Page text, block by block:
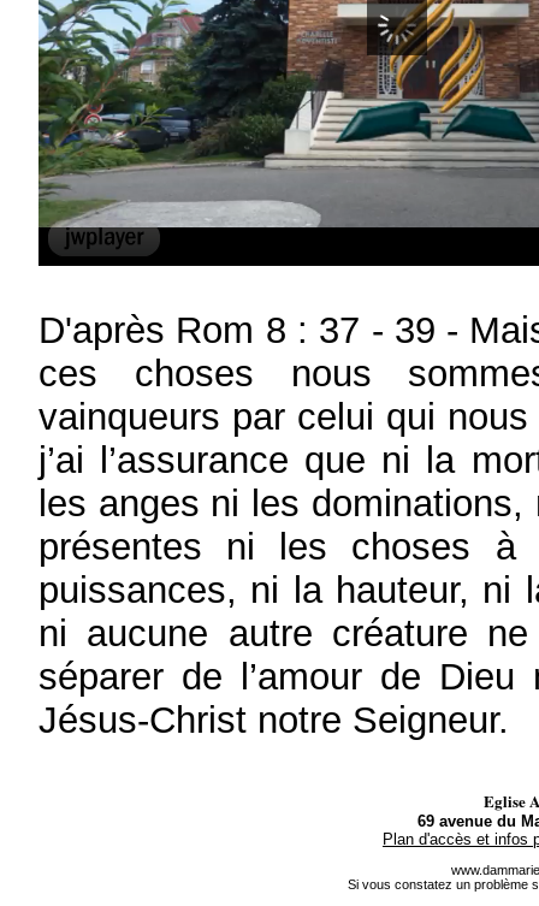
D'après Rom 8 : 37 - 39 -
ces choses nous
vainqueurs par celui qui
j’ai l’assurance que ni la
les anges ni les
présentes ni les choses à
puissances, ni la hauteur, ni
ni aucune autre créature
séparer de l’amour de Dieu
Jésus-Christ notre Seigneur.
Eglise
69 avenue du
Plan d'accès et infos
Si vous constatez un problème